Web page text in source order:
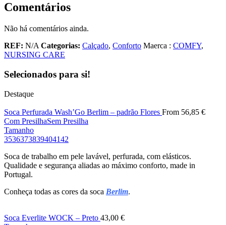
Comentários
Não há comentários ainda.
REF: N/A Categorias: Calçado, Conforto Maerca : COMFY,
NURSING CARE
Selecionados para si!
Destaque
Soca Perfurada Wash’Go Berlim – padrão Flores From 56,85 €
Com PresilhaSem Presilha
Tamanho
3536373839404142
Soca de trabalho em pele lavável, perfurada, com elásticos.
Qualidade e segurança aliadas ao máximo conforto, made in
Portugal.
Conheça todas as cores da soca Berlim.
Soca Everlite WOCK – Preto 43,00 €